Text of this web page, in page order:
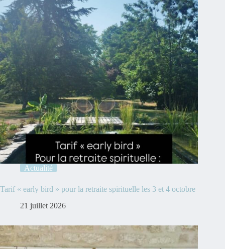
Actualité
Tarif « early bird » pour la retraite spirituelle les 3 et 4 octobre
21 juillet 2026